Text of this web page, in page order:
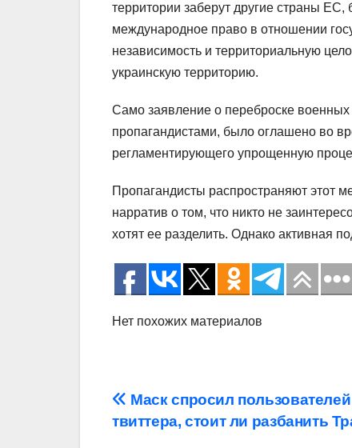
территории заберут другие страны
международное право в отношении
независимость и территориальную
украинскую территорию.
Само заявление о переброске
пропагандистами, было оглашено во
регламентирующего упрощенную
Пропагандисты распространяют этот
нарратив о том, что никто не
хотят ее разделить. Однако активная
Нет похожих материалов
Навигация
Маск спросил пользователей
твиттера, стоит ли разбанить